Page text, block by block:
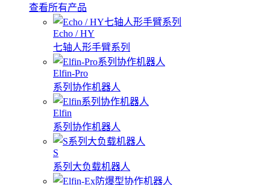
查看所有产品
Echo / HY
七轴人形手臂系列
Elfin-Pro
系列协作机器人
Elfin
系列协作机器人
S
系列大负载机器人